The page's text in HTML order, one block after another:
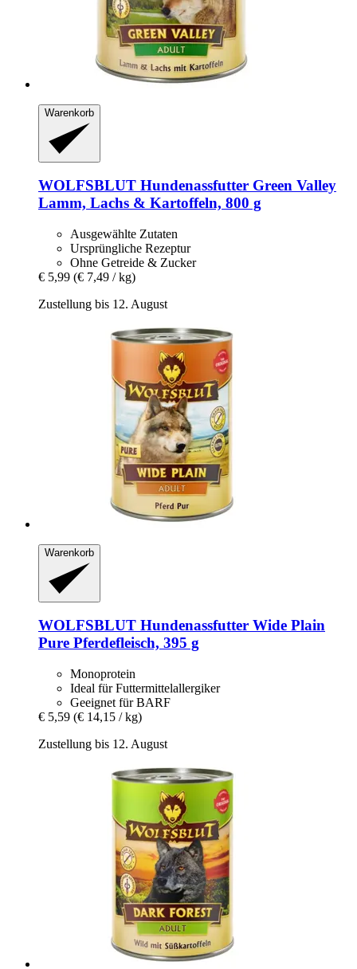
Warenkorb
WOLFSBLUT Hundenassfutter Green Valley
Lamm, Lachs & Kartoffeln, 800 g
Ausgewählte Zutaten
Ursprüngliche Rezeptur
Ohne Getreide & Zucker
€ 5,99 (€ 7,49 / kg)
Zustellung bis 12. August
Warenkorb
WOLFSBLUT Hundenassfutter Wide Plain
Pure Pferdefleisch, 395 g
Monoprotein
Ideal für Futtermittelallergiker
Geeignet für BARF
€ 5,59 (€ 14,15 / kg)
Zustellung bis 12. August